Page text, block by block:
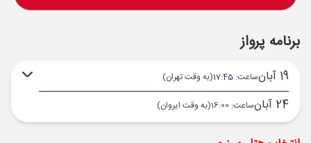
برنامه پرواز
19 آبان ساعت: 17:45 (به وقت تهران)
24 آبان ساعت: 16:00 (به وقت ایروان)